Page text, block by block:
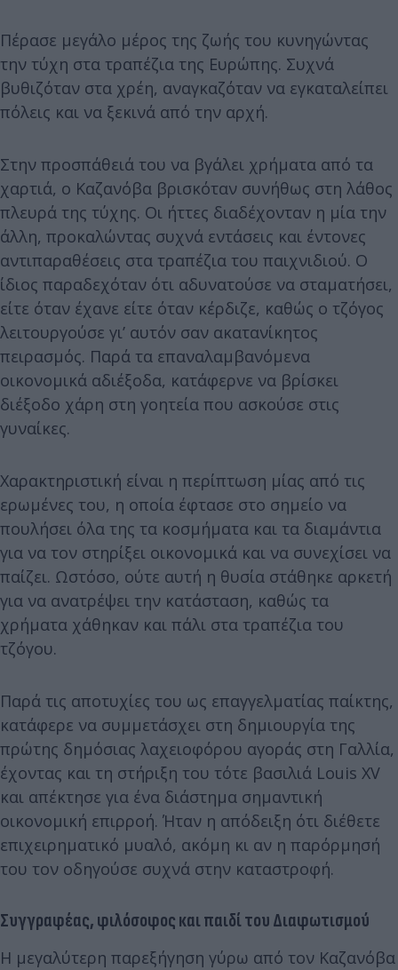
Πέρασε μεγάλο μέρος της ζωής του κυνηγώντας
την τύχη στα τραπέζια της Ευρώπης. Συχνά
βυθιζόταν στα χρέη, αναγκαζόταν να εγκαταλείπει
πόλεις και να ξεκινά από την αρχή.
Στην προσπάθειά του να βγάλει χρήματα από τα
χαρτιά, ο Καζανόβα βρισκόταν συνήθως στη λάθος
πλευρά της τύχης. Οι ήττες διαδέχονταν η μία την
άλλη, προκαλώντας συχνά εντάσεις και έντονες
αντιπαραθέσεις στα τραπέζια του παιχνιδιού. Ο
ίδιος παραδεχόταν ότι αδυνατούσε να σταματήσει,
είτε όταν έχανε είτε όταν κέρδιζε, καθώς ο τζόγος
λειτουργούσε γι’ αυτόν σαν ακατανίκητος
πειρασμός. Παρά τα επαναλαμβανόμενα
οικονομικά αδιέξοδα, κατάφερνε να βρίσκει
διέξοδο χάρη στη γοητεία που ασκούσε στις
γυναίκες.
Χαρακτηριστική είναι η περίπτωση μίας από τις
ερωμένες του, η οποία έφτασε στο σημείο να
πουλήσει όλα της τα κοσμήματα και τα διαμάντια
για να τον στηρίξει οικονομικά και να συνεχίσει να
παίζει. Ωστόσο, ούτε αυτή η θυσία στάθηκε αρκετή
για να ανατρέψει την κατάσταση, καθώς τα
χρήματα χάθηκαν και πάλι στα τραπέζια του
τζόγου.
Παρά τις αποτυχίες του ως επαγγελματίας παίκτης,
κατάφερε να συμμετάσχει στη δημιουργία της
πρώτης δημόσιας λαχειοφόρου αγοράς στη Γαλλία,
έχοντας και τη στήριξη του τότε βασιλιά Louis XV
και απέκτησε για ένα διάστημα σημαντική
οικονομική επιρροή. Ήταν η απόδειξη ότι διέθετε
επιχειρηματικό μυαλό, ακόμη κι αν η παρόρμησή
του τον οδηγούσε συχνά στην καταστροφή.
Συγγραφέας, φιλόσοφος και παιδί του Διαφωτισμού
Η μεγαλύτερη παρεξήγηση γύρω από τον Καζανόβα